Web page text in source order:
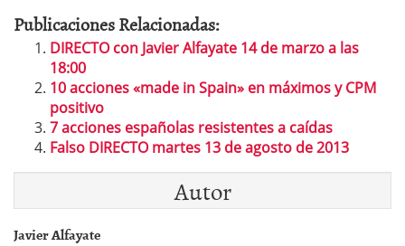
Publicaciones Relacionadas:
DIRECTO con Javier Alfayate 14 de marzo a las
18:00
10 acciones «made in Spain» en máximos y CPM
positivo
7 acciones españolas resistentes a caídas
Falso DIRECTO martes 13 de agosto de 2013
Autor
Javier Alfayate